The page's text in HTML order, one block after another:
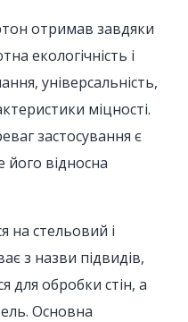
отримав завдяки
екологічність і
універсальність,
міцності.
застосування є
його відносна
на стельовий і
з назви підвидів,
для обробки стін, а
Основна